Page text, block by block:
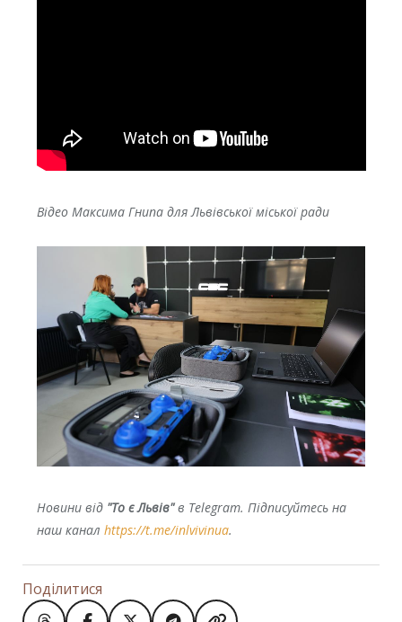
Відео Максима Гнипа для Львівської міської ради
Новини від "То є Львів"в Telegram. Підписуйтесь на
наш канал https://t.me/inlvivinua.
Поділитися